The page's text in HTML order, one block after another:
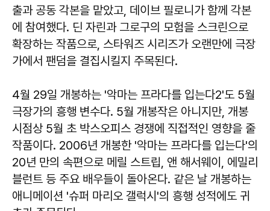
출과 공동 각본을 맡았고, 데이브 필로니가 함께 각본
에 참여했다. 딘 자린과 그로구의 모험을 스크린으로
확장하는 작품으로, 스타워즈 시리즈가 오랜만에 극장
가에서 팬덤을 결집시킬지 주목된다.
4월 29일 개봉하는 '악마는 프라다를 입는다2'도 5월
극장가의 흥행 변수다. 5월 개봉작은 아니지만, 개봉
시점상 5월 초 박스오피스 경쟁에 직접적인 영향을 줄
작품이다. 2006년 개봉한 '악마는 프라다를 입는다'의
20년 만의 속편으로 메릴 스트립, 앤 해서웨이, 에밀리
블런트 등 주요 배우들이 돌아온다. 같은 날 개봉하는
애니메이션 '슈퍼 마리오 갤럭시'의 흥행 성적에도 귀